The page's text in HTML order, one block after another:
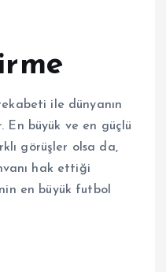
ile dünyanın
büyük ve en güçlü
görüşler olsa da,
hak ettiği
en büyük futbol